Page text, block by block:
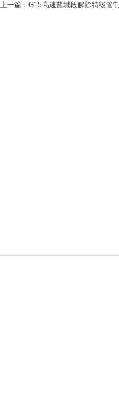
上一篇： G15高速盐城段解除特级管制